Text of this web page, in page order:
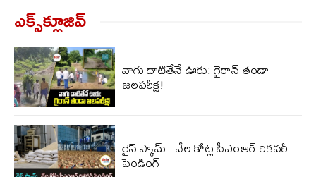
ఎక్స్‌క్లూజివ్‌
వాగు దాటితేనే ఊరు: గైరాన్ తండా
జలపరీక్ష!
రైస్ స్కామ్.. వేల కోట్ల‌ సీఎంఆర్ రికవరీ
పెండింగ్